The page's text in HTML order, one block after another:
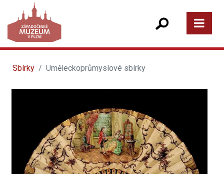
Sbírky Uměleckoprůmyslové sbírky